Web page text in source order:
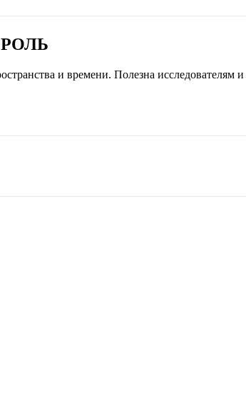
и времени. Полезна